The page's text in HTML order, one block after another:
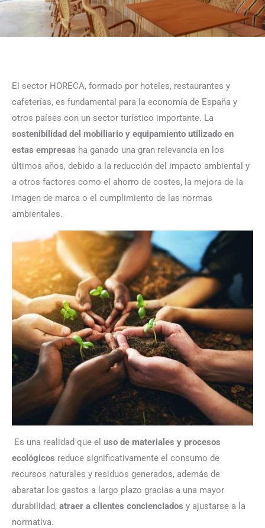
El sector HORECA, formado por hoteles, restaurantes y
cafeterías, es fundamental para la economía de España y
otros países con un sector turístico importante. La
sostenibilidad del mobiliario y equipamiento utilizado en
estas empresas ha ganado una gran relevancia en los
últimos años, debido a la reducción del impacto ambiental y
a otros factores como el ahorro de costes, la mejora de la
imagen de marca o el cumplimiento de las normas
ambientales.
Es una realidad que el uso de materiales y procesos
ecológicos reduce significativamente el consumo de
recursos naturales y residuos generados, además de
abaratar los gastos a largo plazo gracias a una mayor
durabilidad, atraer a clientes concienciados y ajustarse a la
normativa.